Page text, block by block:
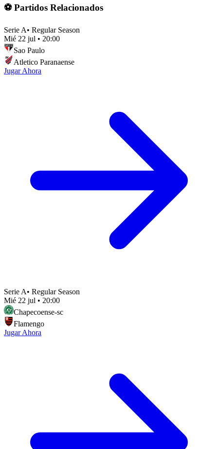
⚽ Partidos Relacionados
Serie A• Regular Season
Mié 22 jul • 20:00
Sao Paulo
Atletico Paranaense
Jugar Ahora
Serie A• Regular Season
Mié 22 jul • 20:00
Chapecoense-sc
Flamengo
Jugar Ahora